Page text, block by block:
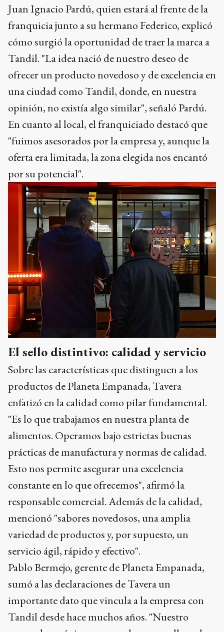
Juan Ignacio Pardú, quien estará al frente de la
franquicia junto a su hermano Federico, explicó
cómo surgió la oportunidad de traer la marca a
Tandil. "La idea nació de nuestro deseo de
ofrecer un producto novedoso y de excelencia en
una ciudad como Tandil, donde, en nuestra
opinión, no existía algo similar", señaló Pardú.
En cuanto al local, el franquiciado destacó que
"fuimos asesorados por la empresa y, aunque la
oferta era limitada, la zona elegida nos encantó
por su potencial".
El sello distintivo: calidad y servicio
Sobre las características que distinguen a los
productos de Planeta Empanada, Tavera
enfatizó en la calidad como pilar fundamental.
"Es lo que trabajamos en nuestra planta de
alimentos. Operamos bajo estrictas buenas
prácticas de manufactura y normas de calidad.
Esto nos permite asegurar una excelencia
constante en lo que ofrecemos", afirmó la
responsable comercial. Además de la calidad,
mencionó "sabores novedosos, una amplia
variedad de productos y, por supuesto, un
servicio ágil, rápido y efectivo".
Pablo Bermejo, gerente de Planeta Empanada,
sumó a las declaraciones de Tavera un
importante dato que vincula a la empresa con
Tandil desde hace muchos años. "Nuestro